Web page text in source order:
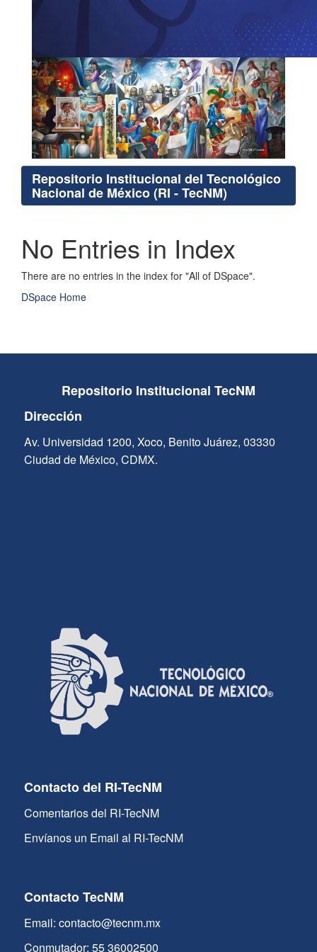
Repositorio Institucional del Tecnológico
Nacional de México (RI - TecNM)
No Entries in Index
There are no entries in the index for "All of DSpace".
DSpace Home
Repositorio Institucional TecNM
Dirección
Av. Universidad 1200, Xoco, Benito Juárez, 03330
Ciudad de México, CDMX.
Contacto del RI-TecNM
Comentarios del RI-TecNM
Envíanos un Email al RI-TecNM
Contacto TecNM
Email: contacto@tecnm.mx
Conmutador: 55 36002500